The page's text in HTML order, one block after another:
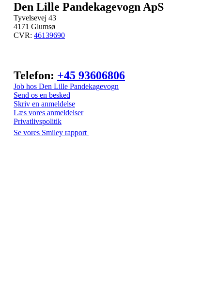
Den Lille Pandekagevogn ApS
Tyvelsevej 43
4171 Glumsø
CVR: 46139690
Telefon: +45 93606806
Job hos Den Lille Pandekagevogn
Send os en besked
Skriv en anmeldelse
Læs vores anmeldelser
Privatlivspolitik
Se vores Smiley rapport